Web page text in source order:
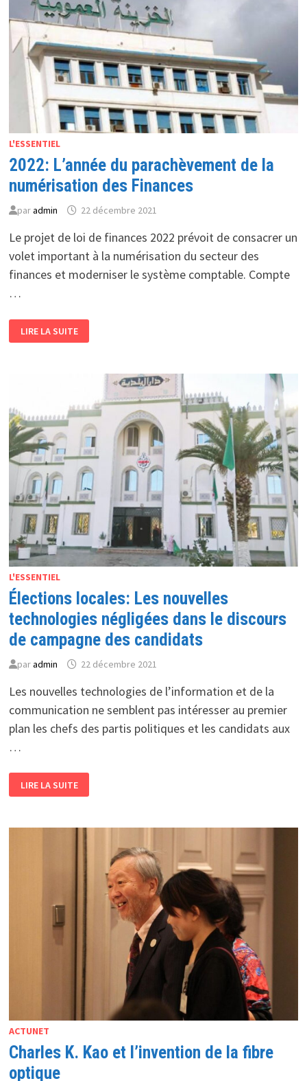
FUTUR
L'ESSENTIEL
2022: L’année du parachèvement de la
numérisation des Finances
paradmin 22 décembre 2021
Le projet de loi de finances 2022 prévoit de consacrer un
volet important à la numérisation du secteur des
finances et moderniser le système comptable. Compte
…
L’ANNÉE
DU
LIRE LA SUITE
L'ESSENTIEL
Élections locales: Les nouvelles
technologies négligées dans le discours
de campagne des candidats
paradmin 22 décembre 2021
Les nouvelles technologies de l’information et de la
communication ne semblent pas intéresser au premier
plan les chefs des partis politiques et les candidats aux
…
LOCALES:
LES
NÉGLIGÉES
LIRE LA SUITE
ACTUNET
Charles K. Kao et l’invention de la fibre
optique